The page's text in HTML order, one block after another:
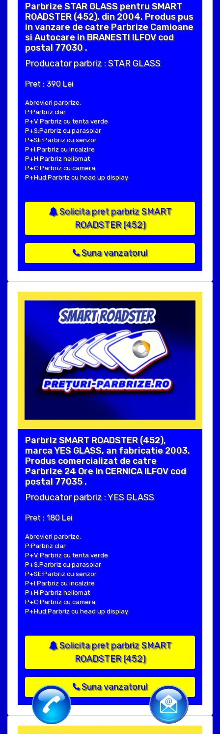
Parbrize STAR GLASS pentru SMART
ROADSTER (452), din 2004. Produs pus
in vanzare de catre Parbrize Camioane
si Autocare in BRANESTI ILFOV cod
postal 77030 .
Producator parbriz : STAR GLASS
Pret : 390 Lei
Abrevieri parbrize:
P:Parbriz clar
P+V:Parbriz cu tenta verde
P+S:Parbriz cu parasolar
P+SE:Parbriz cu senzor
P+I:Parbriz cu incalzire
P+H:Parbriz heliomat
P+C:Parbriz cu camera
P+Hud:Parbriz cu head up display
Solicita pret parbriz SMART
ROADSTER (452)
Suna vanzatorul
Parbriz SMART ROADSTER (452),
marca YES GLASS, an fabricatie 2003.
Produs comercializat de catre
Parbrize 24 Ore in CERNICA ILFOV cod
postal 77035 .
Producator parbriz : YES GLASS
Pret : 180 Lei
Abrevieri parbrize:
P:Parbriz clar
P+V:Parbriz cu tenta verde
P+S:Parbriz cu parasolar
P+SE:Parbriz cu senzor
P+I:Parbriz cu incalzire
P+H:Parbriz heliomat
P+C:Parbriz cu camera
P+Hud:Parbriz cu head up display
Solicita pret parbriz SMART
ROADSTER (452)
Suna vanzatorul